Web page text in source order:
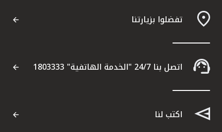
مواقع الفروع وأجهزة الصرف الآلي
ألمانيا
تركيا
تفضلوا بزيارتنا
اتصل بنا 24/7 "الخدمة الهاتفية" 1803333
اكتب لنا